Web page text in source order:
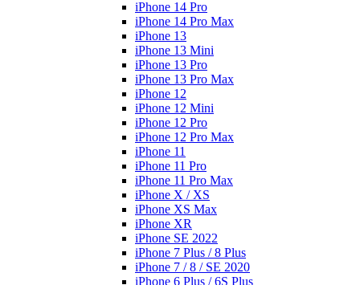
iPhone 14 Pro
iPhone 14 Pro Max
iPhone 13
iPhone 13 Mini
iPhone 13 Pro
iPhone 13 Pro Max
iPhone 12
iPhone 12 Mini
iPhone 12 Pro
iPhone 12 Pro Max
iPhone 11
iPhone 11 Pro
iPhone 11 Pro Max
iPhone X / XS
iPhone XS Max
iPhone XR
iPhone SE 2022
iPhone 7 Plus / 8 Plus
iPhone 7 / 8 / SE 2020
iPhone 6 Plus / 6S Plus